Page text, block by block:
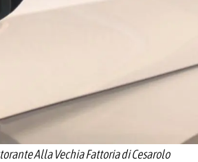
Alla Vechia Fattoria di Cesarolo